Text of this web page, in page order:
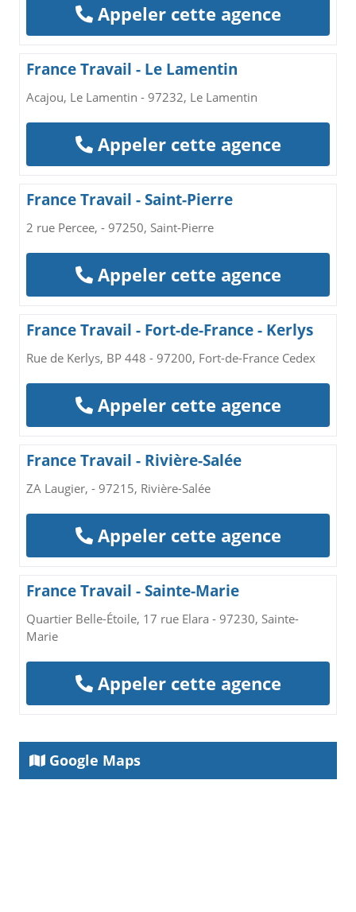
Appeler cette agence
France Travail - Le Lamentin
Acajou, Le Lamentin - 97232, Le Lamentin
Appeler cette agence
France Travail - Saint-Pierre
2 rue Percee, - 97250, Saint-Pierre
Appeler cette agence
France Travail - Fort-de-France - Kerlys
Rue de Kerlys, BP 448 - 97200, Fort-de-France Cedex
Appeler cette agence
France Travail - Rivière-Salée
ZA Laugier, - 97215, Rivière-Salée
Appeler cette agence
France Travail - Sainte-Marie
Quartier Belle-Étoile, 17 rue Elara - 97230, Sainte-
Marie
Appeler cette agence
Google Maps